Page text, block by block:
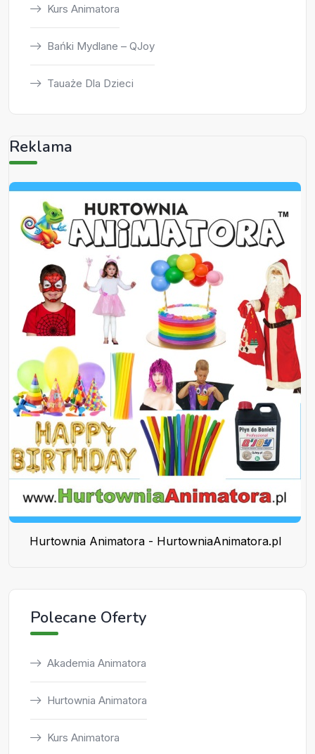
Kurs Animatora
Bańki Mydlane – QJoy
Tauaże Dla Dzieci
Reklama
Hurtownia Animatora - HurtowniaAnimatora.pl
Polecane Oferty
Akademia Animatora
Hurtownia Animatora
Kurs Animatora